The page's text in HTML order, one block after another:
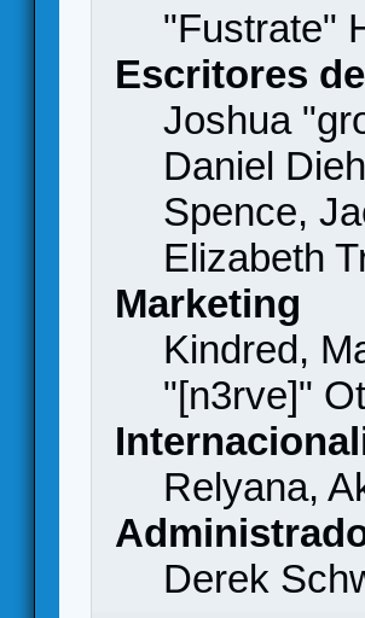
"Fustrate"
Escritores
Joshua
Daniel
Spence,
Elizabeth
Marketing
Kindred,
"[n3rve]"
Relyana,
Derek